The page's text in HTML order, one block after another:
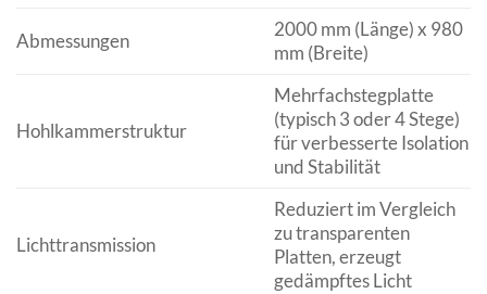
Abmessungen
2000 mm (Länge) x 980
mm (Breite)
Hohlkammerstruktur
Mehrfachstegplatte
(typisch 3 oder 4 Stege)
für verbesserte Isolation
und Stabilität
Lichttransmission
Reduziert im Vergleich
zu transparenten
Platten, erzeugt
gedämpftes Licht